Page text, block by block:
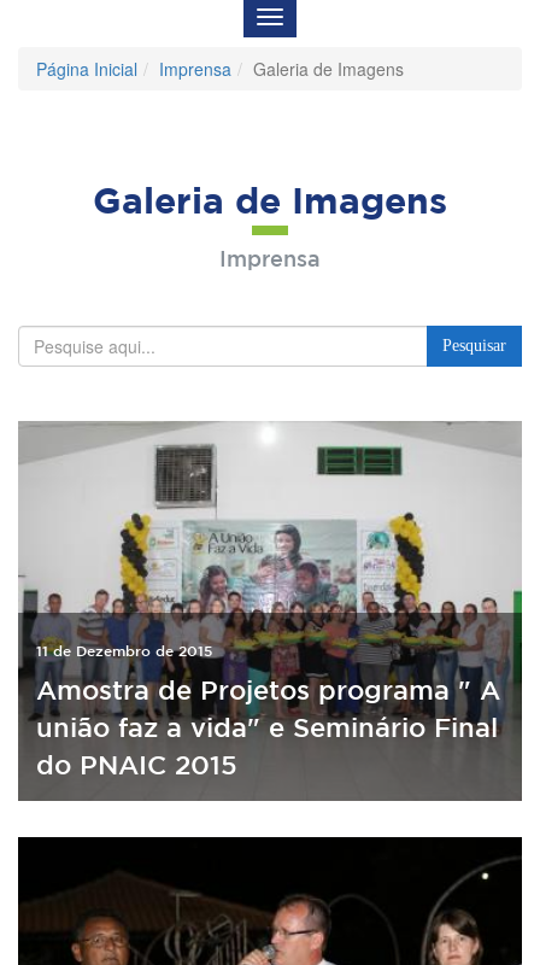
Menu
de
Navegação
Página Inicial Imprensa Galeria de Imagens
Galeria de Imagens
Imprensa
Pesquisar
11 de Dezembro de 2015
Amostra de Projetos programa " A
união faz a vida" e Seminário Final
do PNAIC 2015